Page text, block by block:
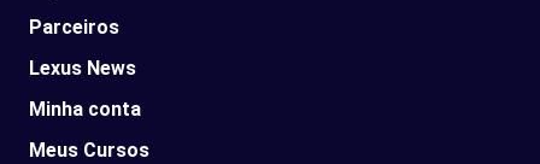
Parceiros
Lexus News​
Minha conta
Meus Cursos